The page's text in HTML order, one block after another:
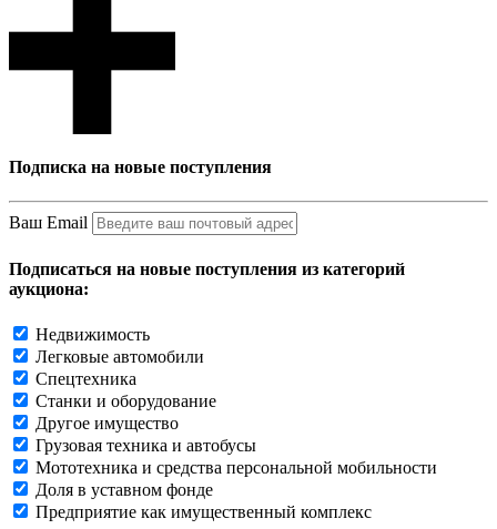
Подписка на новые поступления
Ваш Email
Подписаться на новые поступления из категорий
аукциона:
Недвижимость
Легковые автомобили
Спецтехника
Станки и оборудование
Другое имущество
Грузовая техника и автобусы
Мототехника и средства персональной мобильности
Доля в уставном фонде
Предприятие как имущественный комплекс